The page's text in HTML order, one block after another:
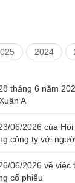
2024
tháng 6 năm
A
06/2026 của
công ty với
06/2026 về
cổ phiếu